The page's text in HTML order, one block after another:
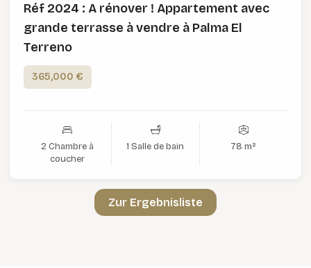
Réf 2024 : A rénover ! Appartement avec
grande terrasse à vendre à Palma El
Terreno
365,000 €
2 Chambre à
coucher
1 Salle de bain 78 m²
Zur Ergebnisliste